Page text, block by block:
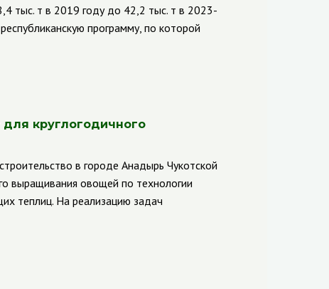
тыс. т в 2019 году до 42,2 тыс. т в 2023-
программу, по которой
для круглогодичного
в городе Анадырь Чукотской
выращивания овощей по технологии
теплиц. На реализацию задач